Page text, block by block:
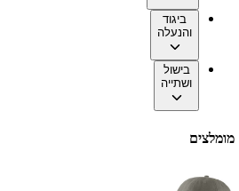
ביגוד
והנעלה
בישול
ושתייה
מומלצים